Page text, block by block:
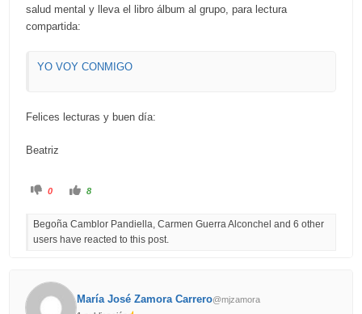
salud mental y lleva el libro álbum al grupo, para lectura
compartida:
YO VOY CONMIGO
Felices lecturas y buen día:
Beatriz
C
k
o
m
s
0
C
k
o
b
s
8
Begoña Camblor Pandiella, Carmen Guerra Alconchel and 6 other
users have reacted to this post.
María José Zamora Carrero@mjzamora